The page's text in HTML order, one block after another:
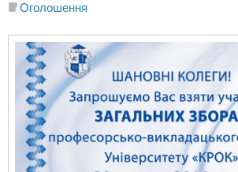
Оголошення